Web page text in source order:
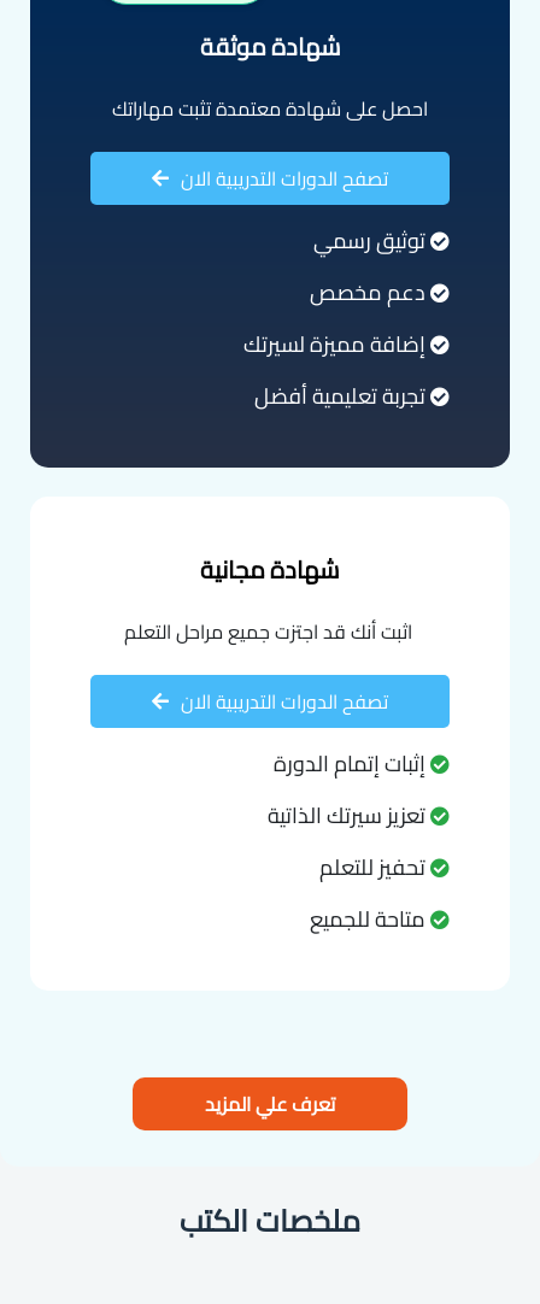
شهادة موثقة
احصل على شهادة معتمدة تثبت مهاراتك
تصفح الدورات التدريبية الان
توثيق رسمي
دعم مخصص
إضافة مميزة لسيرتك
تجربة تعليمية أفضل
شهادة مجانية
اثبت أنك قد اجتزت جميع مراحل التعلم
تصفح الدورات التدريبية الان
إثبات إتمام الدورة
تعزيز سيرتك الذاتية
تحفيز للتعلم
متاحة للجميع
تعرف علي المزيد
ملخصات الكتب